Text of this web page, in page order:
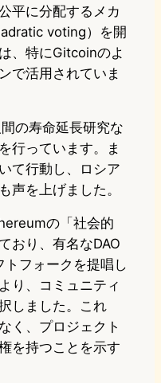
平に分配するメカ
voting）を開
、特にGitcoinのよ
で活用されていま
の寿命延長研究な
行っています。ま
て行動し、ロシア
声を上げました。
の「社会的
おり、有名なDAO
フォークを提唱し
り、コミュニティ
しました。これ
く、プロジェクト
を持つことを示す